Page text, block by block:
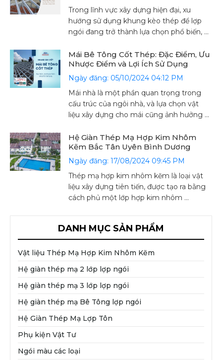
Trong lĩnh vực xây dựng hiện đại, xu
hướng sử dụng khung kèo thép để lợp
ngói đang trở thành lựa chọn phổ biến, ...
Mái Bê Tông Cốt Thép: Đặc Điểm, Ưu
Nhược Điểm và Lợi Ích Sử Dụng
Ngày đăng: 05/10/2024 04:12 PM
Mái nhà là một phần quan trọng trong
cấu trúc của ngôi nhà, và lựa chọn vật
liệu xây dựng cho mái cũng ảnh hưởng ...
Hệ Giàn Thép Mạ Hợp Kim Nhôm
Kẽm Bắc Tân Uyên Bình Dương
Ngày đăng: 17/08/2024 09:45 PM
Thép mạ hợp kim nhôm kẽm là loại vật
liệu xây dựng tiên tiến, được tạo ra bằng
cách phủ một lớp hợp kim nhôm ...
DANH MỤC SẢN PHẨM
Vật liệu Thép Mạ Hợp Kim Nhôm Kẽm
Hệ giàn thép mạ 2 lớp lợp ngói
Hệ giàn thép mạ 3 lớp lợp ngói
Hệ giàn thép mạ Bê Tông lợp ngói
Hệ Giàn Thép Mạ Lợp Tôn
Phụ kiện Vật Tư
Ngói màu các loại